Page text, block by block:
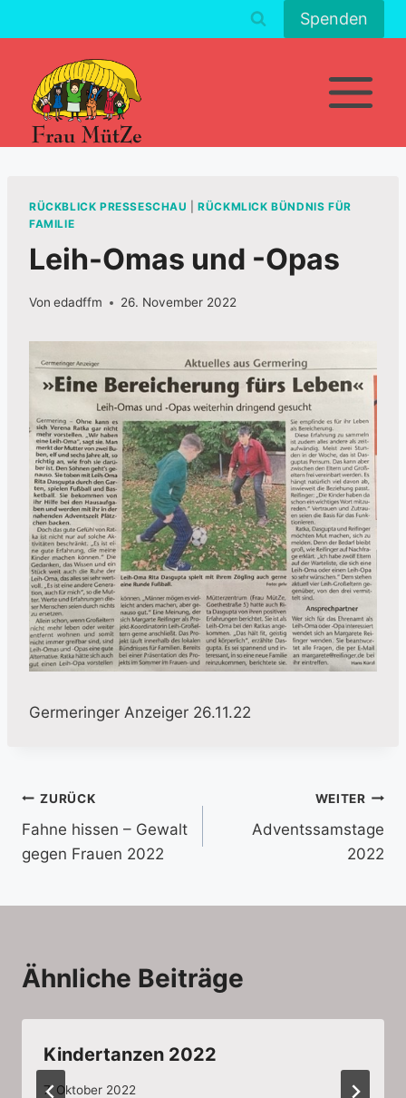
Inhalt
Spenden
RÜCKBLICK PRESSESCHAU |RÜCKMLICK BÜNDNIS FÜR
FAMILIE
Leih-Omas und -Opas
Von edadffm 26. November 2022
Germeringer Anzeiger 26.11.22
Beitragsnavigation
ZURÜCK
Fahne hissen – Gewalt
gegen Frauen 2022
WEITER
Adventssamstage
2022
Ähnliche Beiträge
Kindertanzen 2022
7. Oktober 2022